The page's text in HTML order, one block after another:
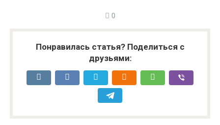
0
Понравилась статья? Поделиться с
друзьями: